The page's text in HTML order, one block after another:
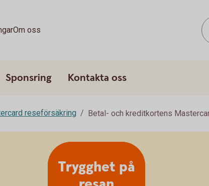
Om oss
Sponsring Kontakta oss
reseförsäkring Betal- och kreditkortens
Trygghet på